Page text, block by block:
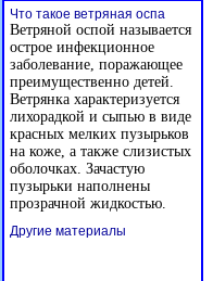
Что такое ветряная оспа
Ветряной оспой называется
острое инфекционное
заболевание, поражающее
преимущественно детей.
Ветрянка характеризуется
лихорадкой и сыпью в виде
красных мелких пузырьков
на коже, а также слизистых
оболочках. Зачастую
пузырьки наполнены
прозрачной жидкостью.
Другие материалы